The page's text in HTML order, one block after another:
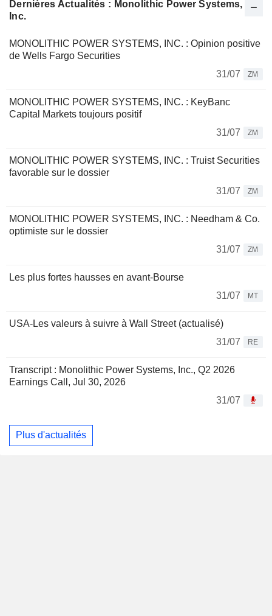
Dernières Actualités : Monolithic Power Systems,
Inc.
MONOLITHIC POWER SYSTEMS, INC. : Opinion positive
de Wells Fargo Securities
31/07
ZM
MONOLITHIC POWER SYSTEMS, INC. : KeyBanc
Capital Markets toujours positif
31/07
ZM
MONOLITHIC POWER SYSTEMS, INC. : Truist Securities
favorable sur le dossier
31/07
ZM
MONOLITHIC POWER SYSTEMS, INC. : Needham & Co.
optimiste sur le dossier
31/07
ZM
Les plus fortes hausses en avant-Bourse
31/07
MT
USA-Les valeurs à suivre à Wall Street (actualisé)
31/07
RE
Transcript : Monolithic Power Systems, Inc., Q2 2026
Earnings Call, Jul 30, 2026
31/07
Plus d'actualités